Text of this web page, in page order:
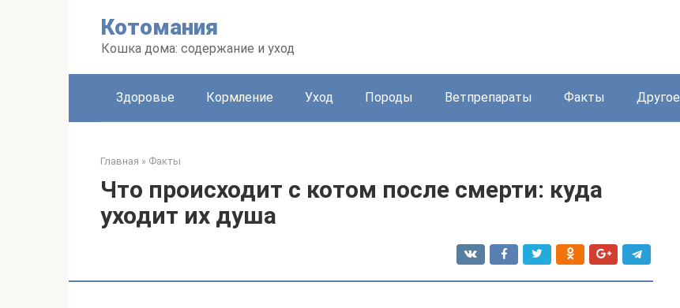
Котомания
Кошка дома: содержание и уход
Здоровье Кормление Уход Породы Ветпрепараты Факты Другое
Главная » Факты
Что происходит с котом после смерти: куда
уходит их душа